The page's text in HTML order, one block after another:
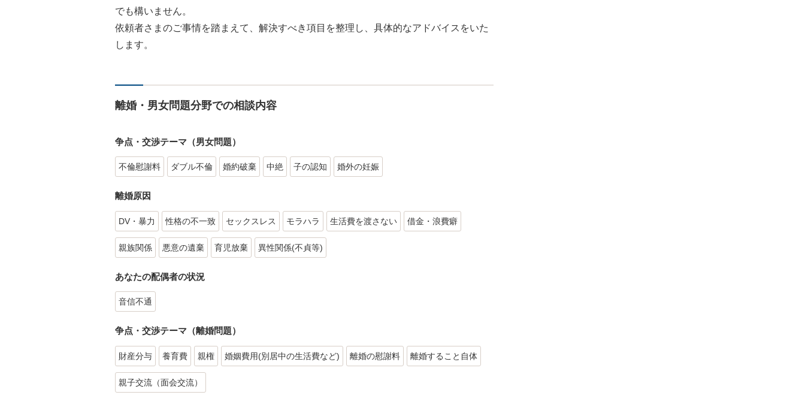
でも構いません。
依頼者さまのご事情を踏まえて、解決すべき項目を整理し、具体的なアドバイスをいた
します。
離婚・男女問題分野での相談内容
争点・交渉テーマ（男女問題）
不倫慰謝料 ダブル不倫 婚約破棄 中絶 子の認知 婚外の妊娠
離婚原因
DV・暴力 性格の不一致 セックスレス モラハラ 生活費を渡さない 借金・浪費癖
親族関係 悪意の遺棄 育児放棄 異性関係(不貞等)
あなたの配偶者の状況
音信不通
争点・交渉テーマ（離婚問題）
財産分与 養育費 親権 婚姻費用(別居中の生活費など) 離婚の慰謝料 離婚すること自体
親子交流（面会交流）